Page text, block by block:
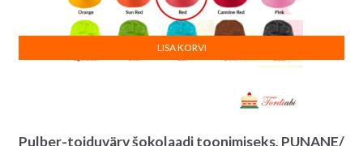
Pulber-toiduvärv šokolaadi toonimiseks, PUNANE/
LISA KORVI